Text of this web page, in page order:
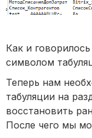
Как и
символом
Теперь нам
табуляции на
восстановить
После чего мы